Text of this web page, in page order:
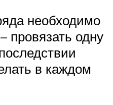
необходимо
провязать одну
в каждом